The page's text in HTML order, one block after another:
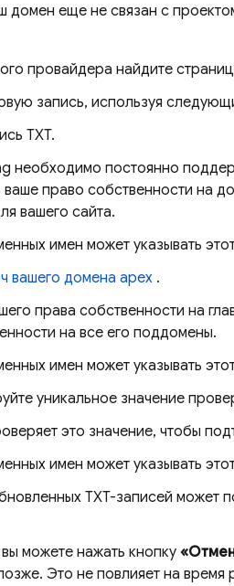
домен еще не связан с
провайдера найдите
запись, используя
TXT.
необходимо постоянно
право собственности на
вашего сайта.
имен может указывать
вашего домена apex .
права собственности на
на все его поддомены.
имен может указывать
уникальное значение
это значение, чтобы
имен может указывать
TXT-записей может
можете нажать кнопку
Это не повлияет на